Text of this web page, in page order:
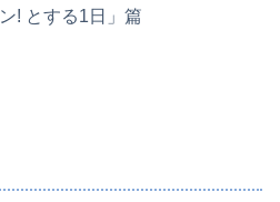
! とする1日」篇